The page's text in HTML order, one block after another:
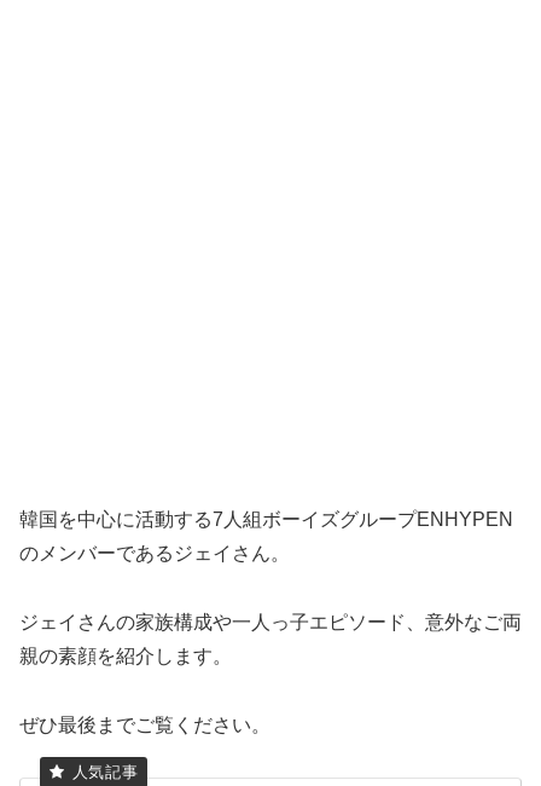
韓国を中心に活動する7人組ボーイズグループENHYPEN
のメンバーであるジェイさん。
ジェイさんの家族構成や一人っ子エピソード、意外なご両
親の素顔を紹介します。
ぜひ最後までご覧ください。